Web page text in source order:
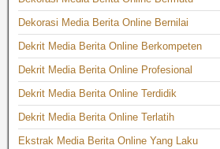
Dekorasi Media Berita Online Bernilai
Dekrit Media Berita Online Berkompeten
Dekrit Media Berita Online Profesional
Dekrit Media Berita Online Terdidik
Dekrit Media Berita Online Terlatih
Ekstrak Media Berita Online Yang Laku